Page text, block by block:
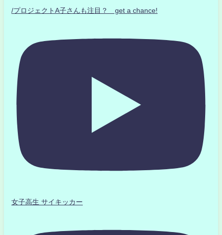
/プロジェクトA子さんも注目？ get a chance!
女子高生 サイキッカー